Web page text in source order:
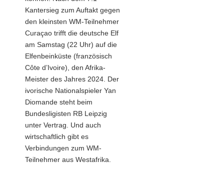
Kantersieg zum Auftakt gegen
den kleinsten WM-Teilnehmer
Curaçao trifft die deutsche Elf
am Samstag (22 Uhr) auf die
Elfenbeinküste (französisch
Côte d’Ivoire), den Afrika-
Meister des Jahres 2024. Der
ivorische Nationalspieler Yan
Diomande steht beim
Bundesligisten RB Leipzig
unter Vertrag. Und auch
wirtschaftlich gibt es
Verbindungen zum WM-
Teilnehmer aus Westafrika.